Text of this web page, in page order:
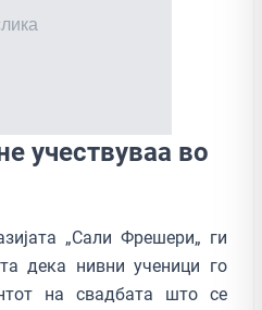
учествуваа во
„Сали Фрешери„ ги
дека нивни ученици го
на свадбата што се